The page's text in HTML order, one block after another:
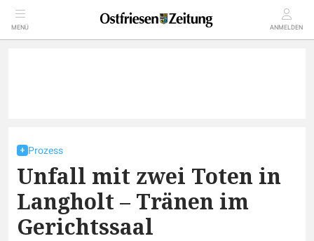
MENÜ ANMELDEN
Prozess
Unfall mit zwei Toten in
Langholt – Tränen im
Gerichtssaal